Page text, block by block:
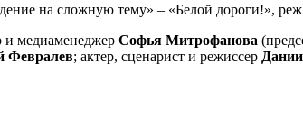
на сложную тему» – «Белой дороги!»,
и медиаменеджер Софья Митрофанова
Февралев; актер, сценарист и режиссер